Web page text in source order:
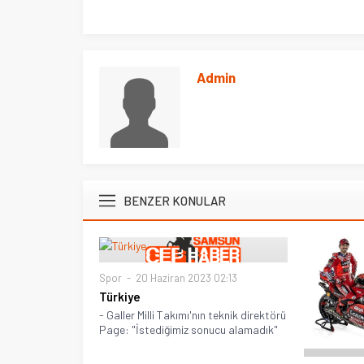
Admin
BENZER KONULAR
Spor 20 Haziran 2023 02:13
Türkiye
- Galler Milli Takımı'nın teknik direktörü
Page: "İstediğimiz sonucu alamadık"